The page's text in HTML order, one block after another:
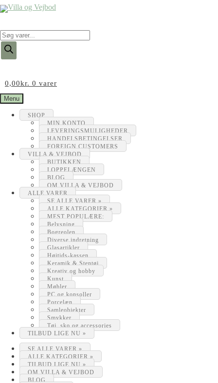
Products
search
0,00kr. 0 varer
Menu
SHOP
MIN KONTO
LEVERINGSMULIGHEDER
HANDELSBETINGELSER
FOREIGN CUSTOMERS
VILLA & VEJBOD
BUTIKKEN
LOPPELÆNGEN
BLOG
OM VILLA & VEJBOD
ALLE VARER
SE ALLE VARER »
ALLE KATEGORIER »
MEST POPULÆRE:
Belysning
Bogreolen
Diverse indretning
Glasartikler
Højtids-kassen
Keramik & Stentøj
Kreativ og hobby
Kunst
Møbler
PC og konsoller
Porcelæn
Samleobjekter
Smykker
Tøj, sko og accessories
TILBUD LIGE NU »
SE ALLE VARER »
ALLE KATEGORIER »
TILBUD LIGE NU »
OM VILLA & VEJBOD
BLOG